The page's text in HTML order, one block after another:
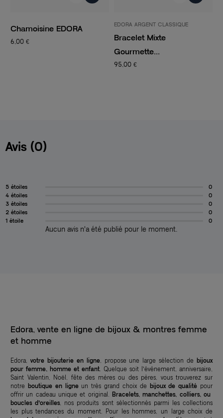
Chamoisine EDORA
6,00 €
EDORA ARGENT CLASSIQUE
Bracelet Mixte
Gourmette...
95,00 €
Avis (0)
5 étoiles
0
4 étoiles
0
3 étoiles
0
2 étoiles
0
1 étoile
0
Aucun avis n'a été publié pour le moment.
Edora, vente en ligne de bijoux & montres femme
et homme
Edora, votre bijouterie en ligne, propose une large sélection debijoux
pour femme, homme et enfant . Quelque soit l’événement, anniversaire,
Saint Valentin, Noël, fête des mères ou des pères, vous trouverez sur
notre boutique en ligneun très grand choix de bijoux de qualité pour
offrir un cadeau unique et original. Bracelets, manchettes, colliers, ou
boucles d’oreilles, nos produits sont sélectionnés parmi les collections
les plus tendances du moment. Pour les hommes, un large choix de